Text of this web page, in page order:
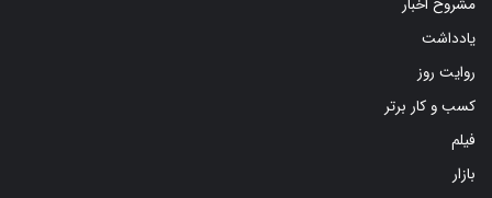
یادداشت
روایت روز
کسب و کار برتر
فیلم
بازار
عکس و طرح و کاریکاتور